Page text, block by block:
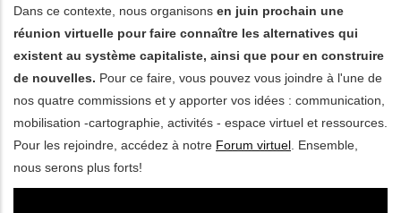
Dans ce contexte, nous organisons en juin prochain une
réunion virtuelle pour faire connaître les alternatives qui
existent au système capitaliste, ainsi que pour en construire
de nouvelles. Pour ce faire, vous pouvez vous joindre à l'une de
nos quatre commissions et y apporter vos idées : communication,
mobilisation -cartographie, activités - espace virtuel et ressources.
Pour les rejoindre, accédez à notre Forum virtuel . Ensemble,
nous serons plus forts!